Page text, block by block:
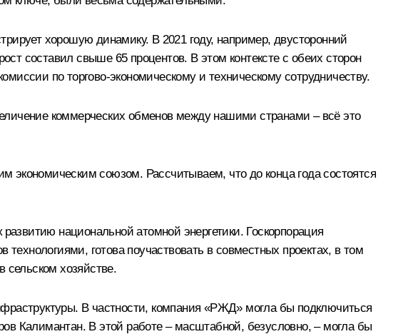
хорошую динамику. В 2021 году, например, двусторонний
составил свыше 65 процентов. В этом контексте с обеих сторон
по торгово-экономическому и техническому сотрудничеству.
коммерческих обменов между нашими странами – всё это
союзом. Рассчитываем, что до конца года состоятся
национальной атомной энергетики. Госкорпорация
готова поучаствовать в совместных проектах, в том
сельском хозяйстве.
В частности, компания «РЖД» могла бы подключиться
Калимантан. В этой работе – масштабной, безусловно, – могла бы